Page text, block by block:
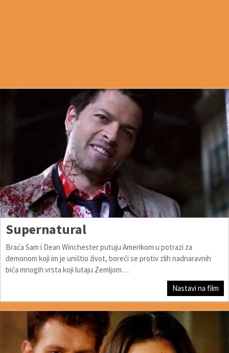
Supernatural
Braća Sam i Dean Winchester putuju Amerikom u potrazi za
demonom koji im je uništio život, boreći se protiv zlih nadnaravnih
bića mnogih vrsta koji lutaju Zemljom…
Nastavi na film